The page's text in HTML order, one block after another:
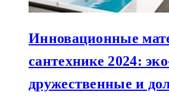
Инновационные
сантехнике 2024:
дружественные и